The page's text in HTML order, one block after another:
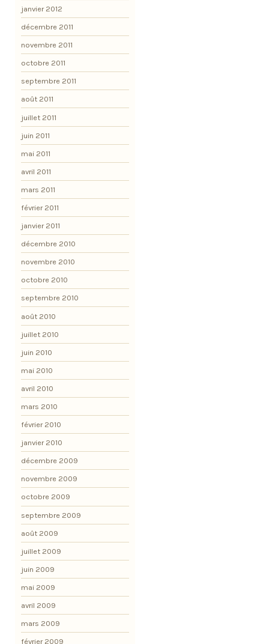
janvier 2012
décembre 2011
novembre 2011
octobre 2011
septembre 2011
août 2011
juillet 2011
juin 2011
mai 2011
avril 2011
mars 2011
février 2011
janvier 2011
décembre 2010
novembre 2010
octobre 2010
septembre 2010
août 2010
juillet 2010
juin 2010
mai 2010
avril 2010
mars 2010
février 2010
janvier 2010
décembre 2009
novembre 2009
octobre 2009
septembre 2009
août 2009
juillet 2009
juin 2009
mai 2009
avril 2009
mars 2009
février 2009